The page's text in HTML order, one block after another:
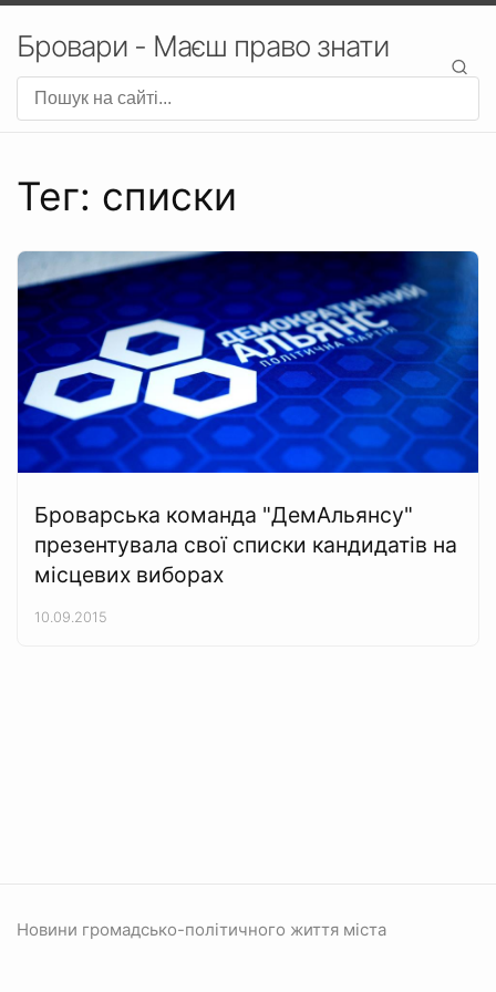
Бровари - Маєш право знати
Тег: списки
Броварська команда "ДемАльянсу"
презентувала свої списки кандидатів на
місцевих виборах
10.09.2015
Новини громадсько-політичного життя міста